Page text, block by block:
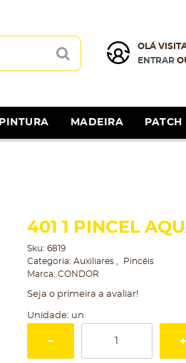
OLÁ
ENTRAR
PINTURA MADEIRA PATCH
401 1 PINCEL
Sku: 6819
Categoria: Auxiliares
Pincéis
Marca: CONDOR
Seja o primeira a avaliar!
Unidade: un